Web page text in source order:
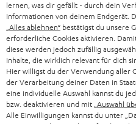
Das Bluetooth-Logo auf der
dir darüber leider nur ungenaue
Kopfhörern auch deine TV-
Bluetooth-Sender brauchst. Mehr
Weitere Infos
Artikel in unserem Blog und weitere
Kopfhörer, die dich interessieren
Bluetooth-Kopfhörer am TV:
Bluetooth-Probleme? Diese
N
e
w
s
l
e
Wähle deinen
Melde dich für den
45 € als Dankeschön.
EMAIL
WIDGET
lernen, was dir gefällt - durch dein
Informationen von deinem Endgerät.
„Alles ablehnen“ bestätigst du unsere
erforderliche Cookies aktivieren.
diese werden jedoch zufällig
Inhalte, die wirklich relevant für dich
Hier willigst du der Verwendung aller
der Verarbeitung deiner Daten in
eine individuelle Auswahl kannst du
bzw. deaktivieren und mit „Auswahl
Alle Einwilligungen kannst du unter